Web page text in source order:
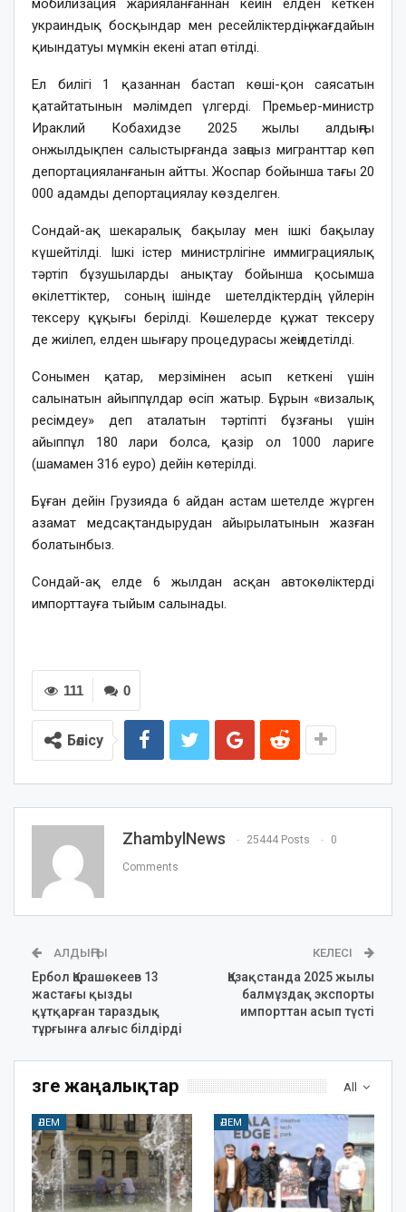
мобилизация жарияланғаннан кейін елден кеткен
украиндық босқындар мен ресейліктердің жағдайын
қиындатуы мүмкін екені атап өтілді.
Ел билігі 1 қазаннан бастап көші-қон саясатын
қатайтатынын мәлімдеп үлгерді. Премьер-министр
Ираклий Кобахидзе 2025 жылы алдыңғы
онжылдықпен салыстырғанда заңсыз мигранттар көп
депортацияланғанын айтты. Жоспар бойынша тағы 20
000 адамды депортациялау көзделген.
Сондай-ақ шекаралық бақылау мен ішкі бақылау
күшейтілді. Ішкі істер министрлігіне иммиграциялық
тәртіп бұзушыларды анықтау бойынша қосымша
өкілеттіктер, соның ішінде шетелдіктердің үйлерін
тексеру құқығы берілді. Көшелерде құжат тексеру
де жиілеп, елден шығару процедурасы жеңілдетілді.
Сонымен қатар, мерзімінен асып кеткені үшін
салынатын айыппұлдар өсіп жатыр. Бұрын «визалық
ресімдеу» деп аталатын тәртіпті бұзғаны үшін
айыппұл 180 лари болса, қазір ол 1000 лариге
(шамамен 316 еуро) дейін көтерілді.
Бұған дейін Грузияда 6 айдан астам шетелде жүрген
азамат медсақтандырудан айырылатынын жазған
болатынбыз.
Сондай-ақ елде 6 жылдан асқан автокөліктерді
импорттауға тыйым салынады.
0
111
Бөлісу
ZhambylNews 25444 Posts 0
Comments
АЛДЫҢҒЫ
Ербол Қарашөкеев 13
жастағы қызды
құтқарған тараздық
тұрғынға алғыс білдірді
КЕЛЕСІ
Қазақстанда 2025 жылы
балмұздақ экспорты
импорттан асып түсті
All
Өзге жаңалықтар
ӘЛЕМ ӘЛЕМ